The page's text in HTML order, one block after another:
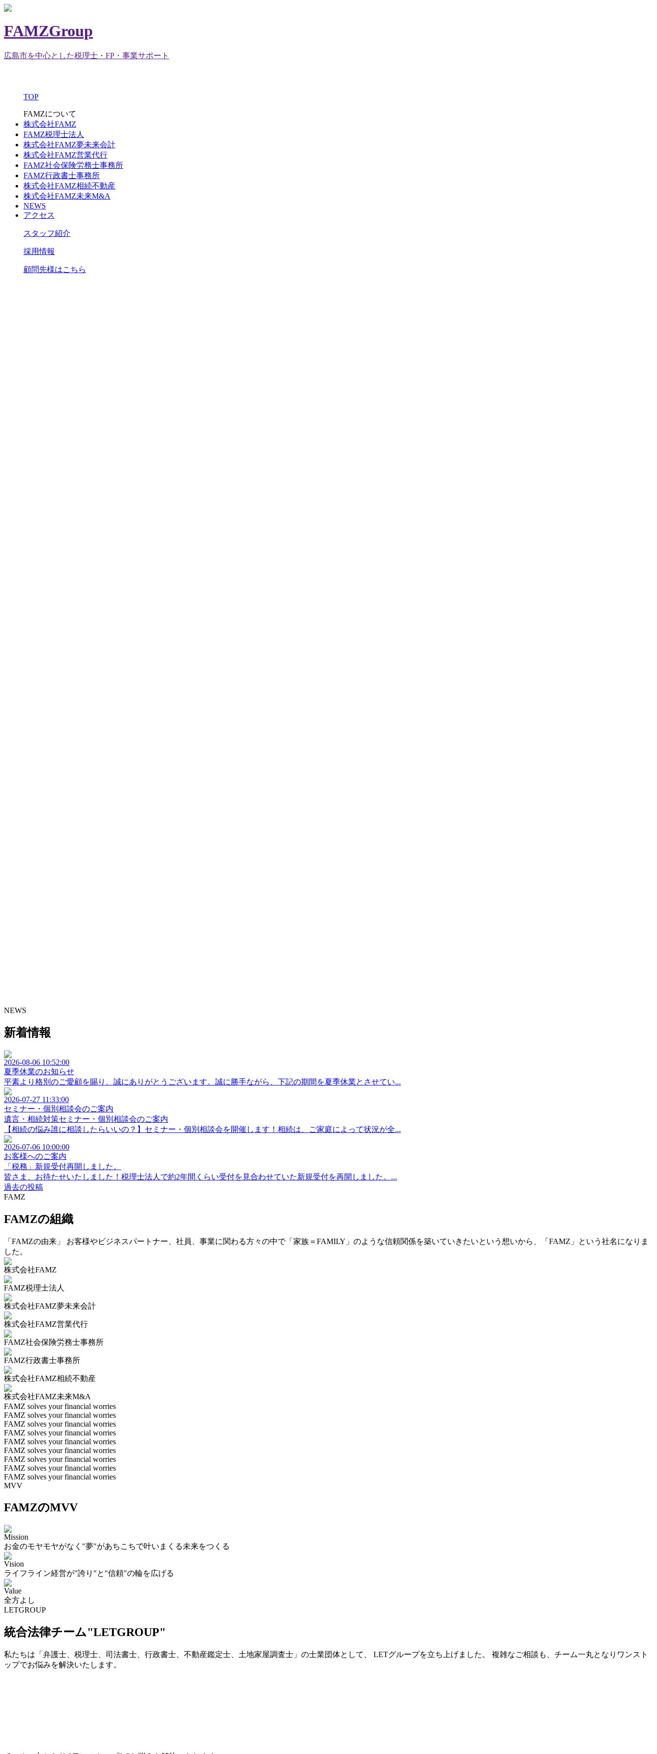
FAMZGroup
広島市を中心とした税理士・FP・事業サポート
TOP
FAMZについて
株式会社FAMZ
FAMZ税理士法人
株式会社FAMZ夢未来会計
株式会社FAMZ営業代行
FAMZ社会保険労務士事務所
FAMZ行政書士事務所
株式会社FAMZ相続不動産
株式会社FAMZ未来M&A
NEWS
アクセス
スタッフ紹介
採用情報
顧問先様はこちら
NEWS
新着情報
2026-08-06 10:52:00
夏季休業のお知らせ
平素より格別のご愛顧を賜り、誠にありがとうございます。誠に勝手ながら、下記の期間を夏季休業とさせてい...
2026-07-27 11:33:00
セミナー・個別相談会のご案内
遺言・相続対策セミナー・個別相談会のご案内
【相続の悩み誰に相談したらいいの？】セミナー・個別相談会を開催します！相続は、ご家庭によって状況が全...
2026-07-06 10:00:00
お客様へのご案内
「税務」新規受付再開しました。
皆さま、お待たせいたしました！税理士法人で約2年間くらい受付を見合わせていた新規受付を再開しました。...
過去の投稿
FAMZ
FAMZの組織
「FAMZの由来」 お客様やビジネスパートナー、社員、事業に関わる方々の中で「家族＝FAMILY」のような信頼関係を築いていきたいという想いから、「FAMZ」という社名になりま
した。
株式会社FAMZ
FAMZ税理士法人
株式会社FAMZ夢未来会計
株式会社FAMZ営業代行
FAMZ社会保険労務士事務所
FAMZ行政書士事務所
株式会社FAMZ相続不動産
株式会社FAMZ未来M&A
FAMZ solves your financial worries
FAMZ solves your financial worries
FAMZ solves your financial worries
FAMZ solves your financial worries
FAMZ solves your financial worries
FAMZ solves your financial worries
FAMZ solves your financial worries
FAMZ solves your financial worries
FAMZ solves your financial worries
MVV
FAMZのMVV
Mission
お金のモヤモヤがなく"夢"があちこちで叶いまくる未来をつくる
Vision
ライフライン経営が"誇り"と"信頼"の輪を広げる
Value
全方よし
LETGROUP
統合法律チーム"LETGROUP"
私たちは「弁護士、税理士、司法書士、行政書士、不動産鑑定士、土地家屋調査士」の士業団体として、 LETグループを立ち上げました。 複雑なご相談も、チーム一丸となりワンスト
ップでお悩みを解決いたします。